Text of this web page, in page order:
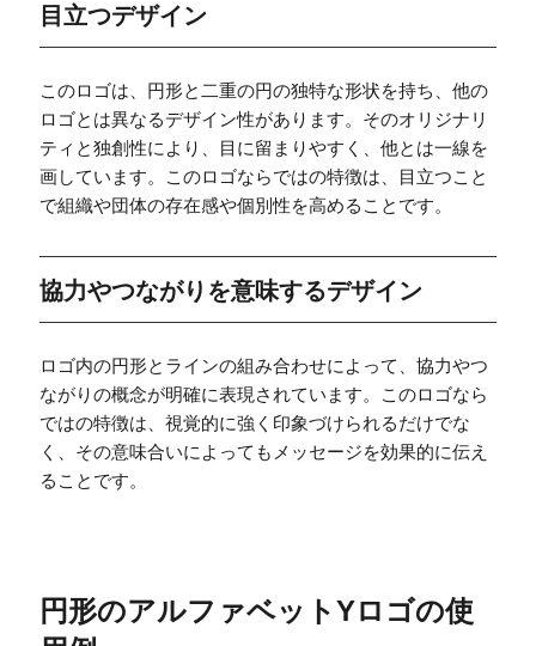
目立つデザイン
このロゴは、円形と二重の円の独特な形状を持ち、他の
ロゴとは異なるデザイン性があります。そのオリジナリ
ティと独創性により、目に留まりやすく、他とは一線を
画しています。このロゴならではの特徴は、目立つこと
で組織や団体の存在感や個別性を高めることです。
協力やつながりを意味するデザイン
ロゴ内の円形とラインの組み合わせによって、協力やつ
ながりの概念が明確に表現されています。このロゴなら
ではの特徴は、視覚的に強く印象づけられるだけでな
く、その意味合いによってもメッセージを効果的に伝え
ることです。
円形のアルファベットYロゴの使